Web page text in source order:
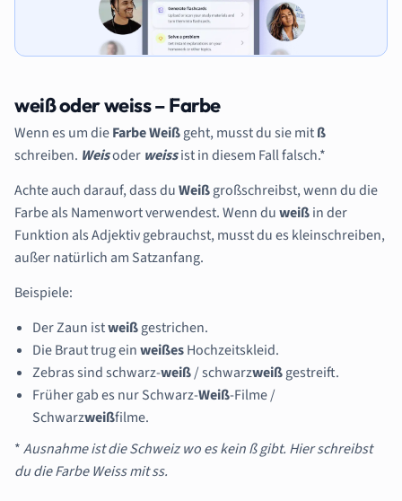
weiß oder weiss – Farbe
Wenn es um dieFarbeWeißgeht, musst du sie mitß
schreiben. Weisoder weissist in diesem Fall falsch.*
Achte auch darauf, dass duWeißgroßschreibst, wenn du die
Farbe als Namenwort verwendest. Wenn duweißin der
Funktion als Adjektiv gebrauchst, musst du es kleinschreiben,
außer natürlich am Satzanfang.
Beispiele:
Der Zaun istweißgestrichen.
Die Braut trug einweißesHochzeitskleid.
Zebras sind schwarz-weiß/ schwarzweißgestreift.
Früher gab es nur Schwarz-Weiß-Filme /
Schwarzweißfilme.
*Ausnahme ist die Schweiz wo es kein ß gibt. Hier schreibst
du die Farbe Weiss mit ss.